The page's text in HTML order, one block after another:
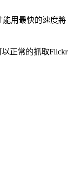
能用最快的速度將
正常的抓取Flickr